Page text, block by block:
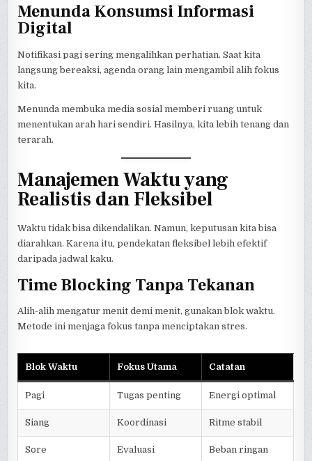
Menunda Konsumsi Informasi
Digital
Notifikasi pagi sering mengalihkan perhatian. Saat kita
langsung bereaksi, agenda orang lain mengambil alih fokus
kita.
Menunda membuka media sosial memberi ruang untuk
menentukan arah hari sendiri. Hasilnya, kita lebih tenang dan
terarah.
Manajemen Waktu yang
Realistis dan Fleksibel
Waktu tidak bisa dikendalikan. Namun, keputusan kita bisa
diarahkan. Karena itu, pendekatan fleksibel lebih efektif
daripada jadwal kaku.
Time Blocking Tanpa Tekanan
Alih-alih mengatur menit demi menit, gunakan blok waktu.
Metode ini menjaga fokus tanpa menciptakan stres.
Blok Waktu Fokus Utama Catatan
Pagi Tugas penting Energi optimal
Siang Koordinasi Ritme stabil
Sore Evaluasi Beban ringan